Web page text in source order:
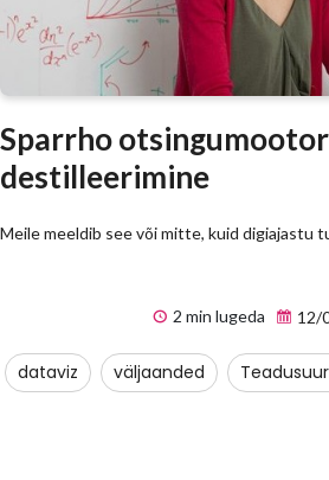
Sparrho
destilleerimine
Meile meeldib see või mitte, kuid digiajastu
2 min lugeda 12/
dataviz väljaanded